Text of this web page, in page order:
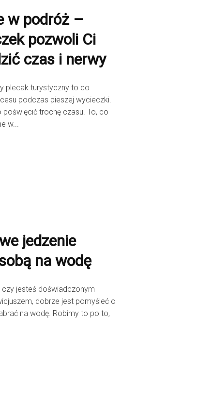
w podróż –
pozwoli Ci
czas i nerwy
plecak turystyczny to co
podczas pieszej wycieczki.
trochę czasu. To, co
w...
jedzenie
na wodę
czy jesteś doświadczonym
dobrze jest pomyśleć o
na wodę. Robimy to po to,